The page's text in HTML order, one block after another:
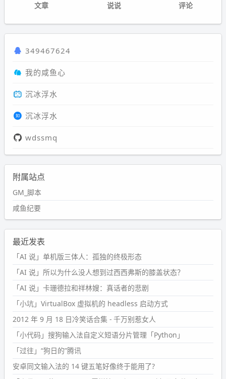
文章
说说
评论
349467624
我的咸鱼心
沉冰浮水
沉冰浮水
wdssmq
附属站点
GM_脚本
咸鱼纪要
最近发表
「AI 说」单机版三体人：孤独的终极形态
「AI 说」所以为什么没人想到过西西弗斯的膝盖状态？
「AI 说」卡珊德拉和祥林嫂：真话者的悲剧
「小坑」VirtualBox 虚拟机的 headless 启动方式
2012 年 9 月 18 日冷笑话合集 - 千万别惹女人
「小代码」搜狗输入法自定义短语分片管理「Python」
「过往」“狗日的”腾讯
安卓同文输入法的 14 键五笔好像终于能用了?